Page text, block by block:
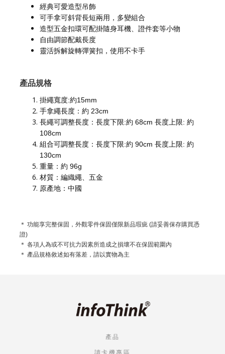
經典可愛造型吊飾
可手拿可斜背長短兩用，多變組合
造型五金扣環可配掛隨身耳機、證件套等小物
自由調節配戴長度
靈活拆解旋轉彈簧扣，使用不卡手
產品規格
掛繩寬度:約15mm
手拿繩長度：約 23cm
長繩可調整長度：長度下限:約 68cm 長度上限: 約
108cm
組合可調整長度：長度下限:約 90cm 長度上限: 約
130cm
重量：約 96g
材質：編織繩、五金
原產地：中國
＊ 功能享完整保固，外觀零件保固僅限新品瑕疵 (請妥善保存購買憑
證)
＊ 各項人為或不可抗力因素所造成之損壞不在保固範圍內
＊ 產品規格敘述如有落差，請以實物為主
產品
讀卡機專區